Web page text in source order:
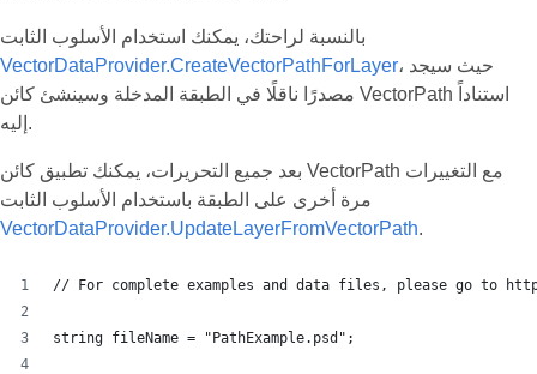
بالنسبة لراحتك، يمكنك استخدام الأسلوب الثابت
VectorDataProvider.CreateVectorPathForLayer، حيث سيجد
مصدرًا ناقلًا في الطبقة المدخلة وسينشئ كائن VectorPath استناداً
إليه.
بعد جميع التحريرات، يمكنك تطبيق كائن VectorPath مع التغييرات
مرة أخرى على الطبقة باستخدام الأسلوب الثابت
VectorDataProvider.UpdateLayerFromVectorPath.
// For complete examples and data files, please go to
string fileName = "PathExample.psd";